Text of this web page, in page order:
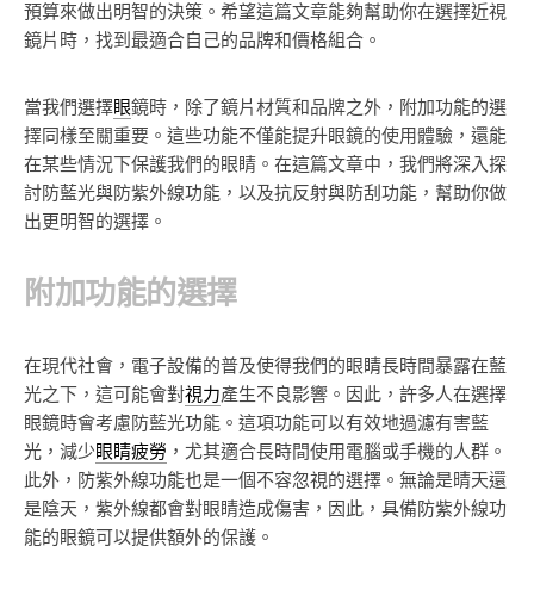
預算來做出明智的決策。希望這篇文章能夠幫助你在選擇近視
鏡片時，找到最適合自己的品牌和價格組合。
當我們選擇眼鏡時，除了鏡片材質和品牌之外，附加功能的選
擇同樣至關重要。這些功能不僅能提升眼鏡的使用體驗，還能
在某些情況下保護我們的眼睛。在這篇文章中，我們將深入探
討防藍光與防紫外線功能，以及抗反射與防刮功能，幫助你做
出更明智的選擇。
附加功能的選擇
在現代社會，電子設備的普及使得我們的眼睛長時間暴露在藍
光之下，這可能會對視力產生不良影響。因此，許多人在選擇
眼鏡時會考慮防藍光功能。這項功能可以有效地過濾有害藍
光，減少眼睛疲勞 ，尤其適合長時間使用電腦或手機的人群。
此外，防紫外線功能也是一個不容忽視的選擇。無論是晴天還
是陰天，紫外線都會對眼睛造成傷害，因此，具備防紫外線功
能的眼鏡可以提供額外的保護。